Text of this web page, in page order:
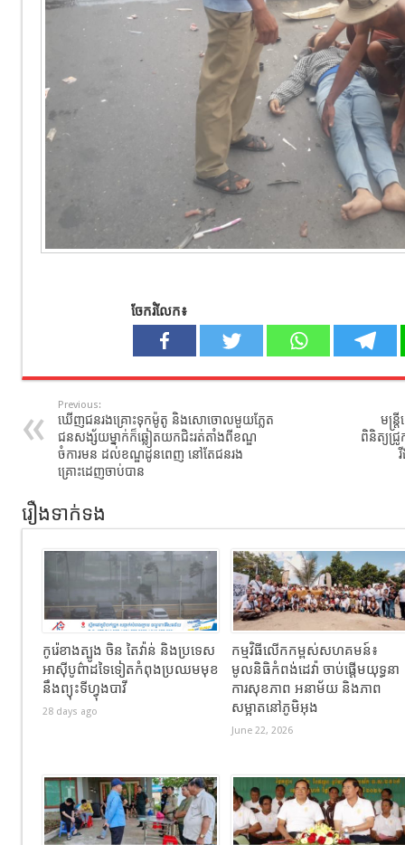
ចែករំលែក៖
Previous:
ឃើញជនរងគ្រោះទុកម៉ូតូ និងសោចោលមួយភ្លែត
ជនសង្ស័យម្នាក់ក៏ឆ្លៀតយកជិះរត់តាំងពីខណ្ឌ
ចំការមន ដល់ខណ្ឌដូនពេញ នៅតែជនរង
គ្រោះដេញចាប់បាន
មន្ត្
ពិនិត្យជ្
រឿងទាក់ទង
កូរ៉េខាងត្បូង ចិន តៃវ៉ាន់ និងប្រទេស
អាស៊ីបូព៌ាដទៃទៀតកំពុងប្រឈមមុខ
នឹងព្យុះទីហ្វុងបាវី
28 days ago
កម្មវិធីលើកកម្ពស់សហគមន៍៖
មូលនិធិកំពង់ដេវ៉ា ចាប់ផ្តើមយុទ្ធនា
ការសុខភាព អនាម័យ និងភាព
សម្អាតនៅភូមិអុង
June 22, 2026